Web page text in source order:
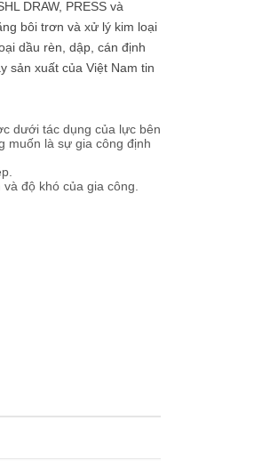
DRAW, PRESS và
bôi trơn và xử lý kim loại
dầu rèn, dập, cán định
sản xuất của Việt Nam tin
dưới tác dụng của lực bên
muốn là sự gia công định
độ khó của gia công.